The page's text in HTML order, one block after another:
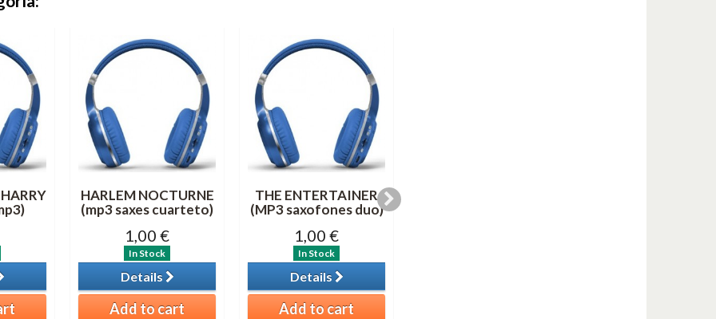
HARLEM NOCTURNE
(mp3 saxes cuarteto)
1,00 €
In Stock
Details
Add to cart
THE ENTERTAINER
(MP3 saxofones duo)
1,00 €
In Stock
Details
Add to cart